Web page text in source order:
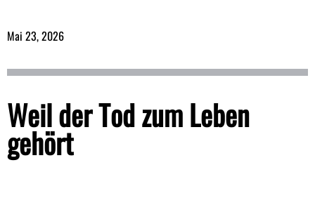
Mai 23, 2026
Weil der Tod zum Leben
gehört